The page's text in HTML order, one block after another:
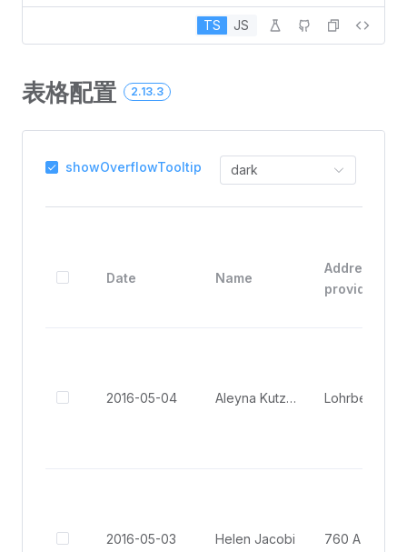
TS JS
表格配置 2.13.3
showOverflowTooltip dark
Date Name
Address
provider)
2016-05-04 Aleyna Kutzner Lohrbergstr.
2016-05-03 Helen Jacobi 760 A